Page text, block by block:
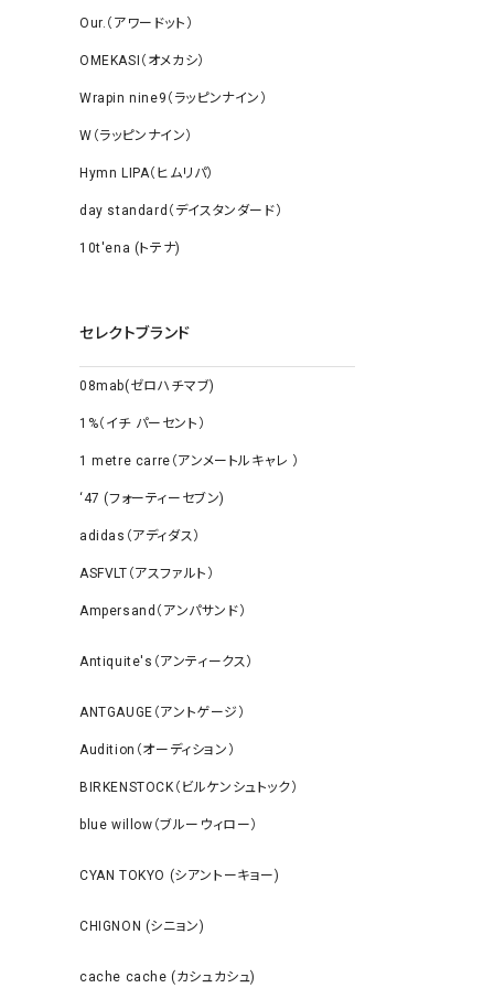
Our.（アワードット）
OMEKASI（オメカシ）
Wrapin nine9（ラッピンナイン）
W（ラッピンナイン）
Hymn LIPA（ヒムリパ）
day standard（デイスタンダード）
10t'ena (トテナ)
セレクトブランド
08mab(ゼロハチマブ)
1%（イチ パーセント）
1 metre carre（アンメートルキャレ ）
‘47 (フォーティーセブン)
adidas（アディダス）
ASFVLT（アスファルト）
Ampersand（アンパサンド）
Antiquite's（アンティークス）
ANTGAUGE（アントゲージ）
Audition（オーディション）
BIRKENSTOCK（ビルケンシュトック）
blue willow（ブルーウィロー）
CYAN TOKYO (シアントーキョー)
CHIGNON (シニョン)
cache cache (カシュカシュ)